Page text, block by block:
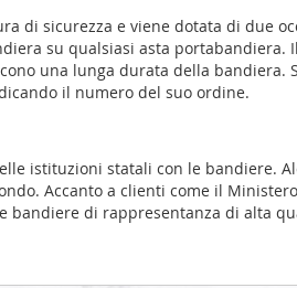
di sicurezza e viene dotata di due
su qualsiasi asta portabandiera.
una lunga durata della bandiera.
il numero del suo ordine.
istituzioni statali con le bandiere.
Accanto a clienti come il Ministero
bandiere di rappresentanza di alta